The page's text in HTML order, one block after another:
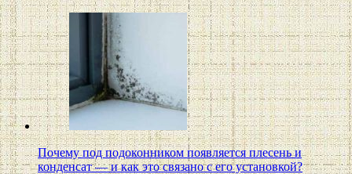
Почему под подоконником появляется плесень и
конденсат — и как это связано с его установкой?